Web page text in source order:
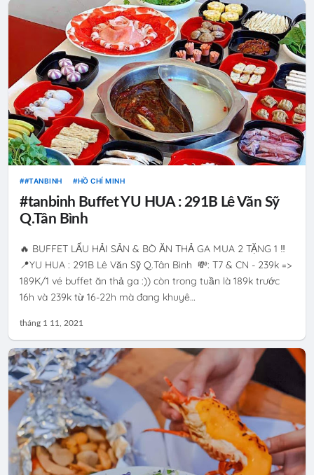
#TANBINH HỒ CHÍ MINH
#tanbinh Buffet YU HUA : 291B Lê Văn Sỹ
Q.Tân Bình
🔥 BUFFET LẨU HẢI SẢN & BÒ ĂN THẢ GA MUA 2 TẶNG 1 ‼️
📍YU HUA : 291B Lê Văn Sỹ Q.Tân Bình 💸: T7 & CN - 239k =>
189K/1 vé buffet ăn thả ga :)) còn trong tuần là 189k trước
16h và 239k từ 16-22h mà đang khuyê…
tháng 1 11, 2021